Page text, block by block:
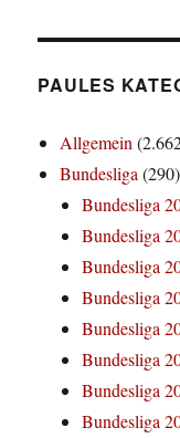
PAULES
Allgemein
Bundesliga(290)
Bundesliga
Bundesliga
Bundesliga
Bundesliga
Bundesliga
Bundesliga
Bundesliga
Bundesliga